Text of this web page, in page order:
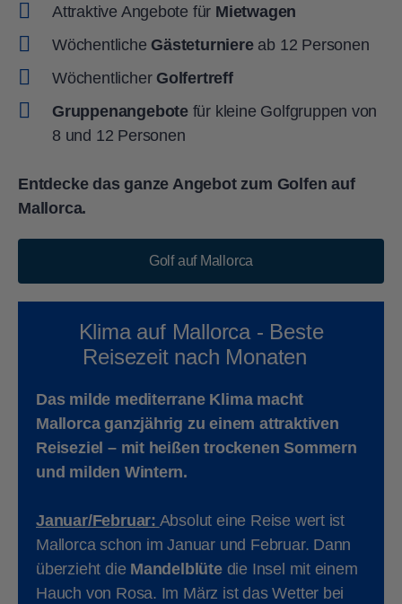
Attraktive Angebote für Mietwagen
Wöchentliche Gästeturniereab 12 Personen
Wöchentlicher Golfertreff
Gruppenangebotefür kleine Golfgruppen von
8 und 12 Personen
Entdecke das ganze Angebot zum Golfen auf
Mallorca.
Golf auf Mallorca
Klima auf Mallorca - Beste
Reisezeit nach Monaten
Das milde mediterrane Klima macht
Mallorca ganzjährig zu einem attraktiven
Reiseziel – mit heißen trockenen Sommern
und milden Wintern.
Januar/Februar: Absolut eine Reise wert ist
Mallorca schon im Januar und Februar. Dann
überzieht die Mandelblütedie Insel mit einem
Hauch von Rosa. Im März ist das Wetter bei